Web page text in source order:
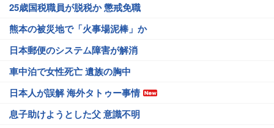
25歳国税職員が脱税か 懲戒免職
熊本の被災地で「火事場泥棒」か
日本郵便のシステム障害が解消
車中泊で女性死亡 遺族の胸中
日本人が誤解 海外タトゥー事情
息子助けようとした父 意識不明